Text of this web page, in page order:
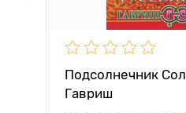
Подсолнечник
Гавриш